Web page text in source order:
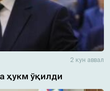
2 кун аввал
ҳукм ўқилди